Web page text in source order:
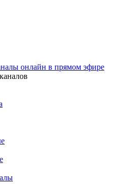
онлайн в прямом эфире